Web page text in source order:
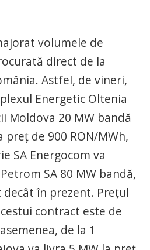
volumele de
direct de la
Astfel, de vineri,
Energetic Oltenia
Moldova 20 MW bandă
preț de 900 RON/MWh,
SA Energocom va
SA 80 MW bandă,
decât în prezent. Prețul
contract este de
de la 1